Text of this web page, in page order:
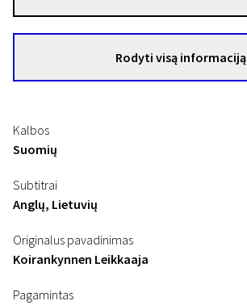
Rodyti visą informaciją
Kalbos
Suomių
Subtitrai
Anglų, Lietuvių
Originalus pavadinimas
Koirankynnen Leikkaaja
Pagamintas